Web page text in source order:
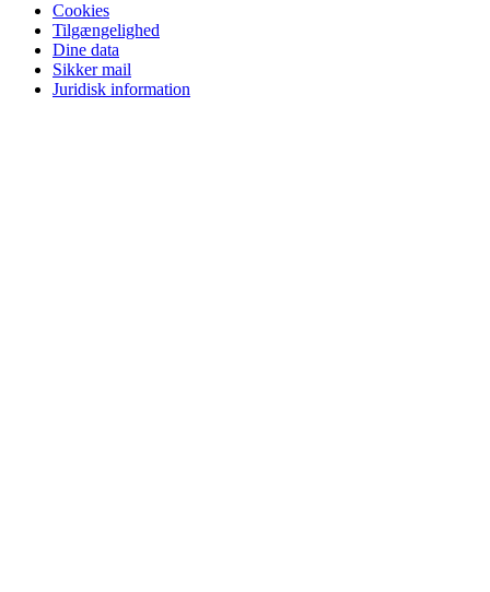
Cookies
Tilgængelighed
Dine data
Sikker mail
Juridisk information